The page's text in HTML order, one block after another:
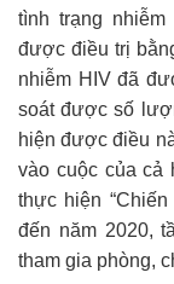
tình trạng
được điều trị
nhiễm HIV đã
soát được số
hiện được điều
vào cuộc của cả
thực hiện
đến năm 2020,
tham gia phòng,